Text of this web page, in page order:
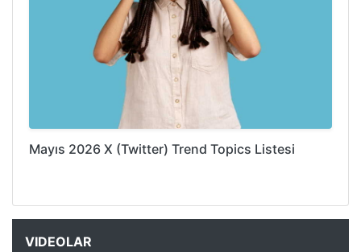
Mayıs 2026 X (Twitter) Trend Topics Listesi
VIDEOLAR